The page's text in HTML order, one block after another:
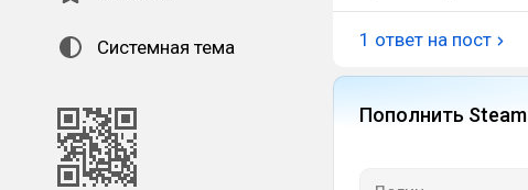
Системная тема 1 ответ на пост
Пополнить Steam